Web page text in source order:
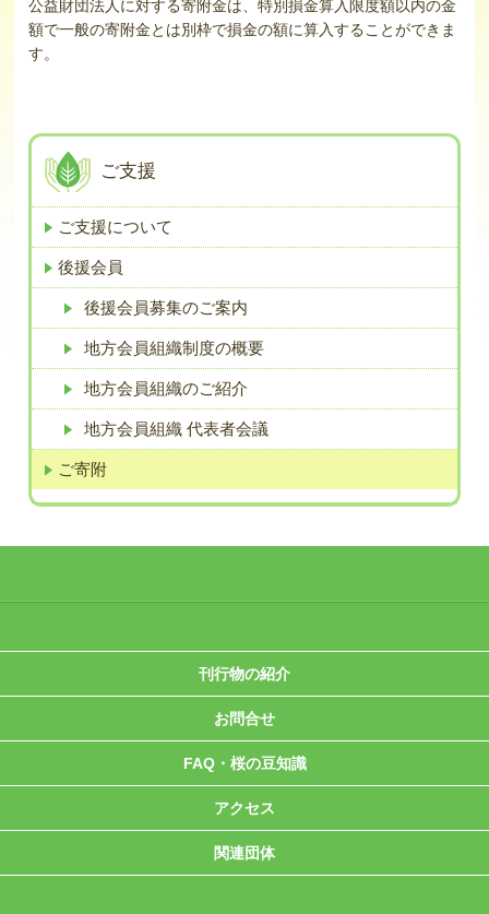
公益財団法人に対する寄附金は、特別損金算入限度額以内の金
額で一般の寄附金とは別枠で損金の額に算入することができま
す。
ご支援
ご支援について
後援会員
後援会員募集のご案内
地方会員組織制度の概要
地方会員組織のご紹介
地方会員組織 代表者会議
ご寄附
刊行物の紹介
お問合せ
FAQ・桜の豆知識
アクセス
関連団体